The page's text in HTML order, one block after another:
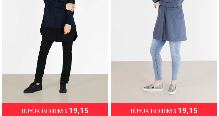
BÜYÜK İNDİRİM $ 19,15 BÜYÜK İNDİRİM $ 19,15